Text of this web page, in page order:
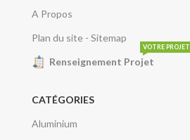
A Propos
Plan du site - Sitemap
Renseignement Projet
VOTRE PROJET
CATÉGORIES
Aluminium